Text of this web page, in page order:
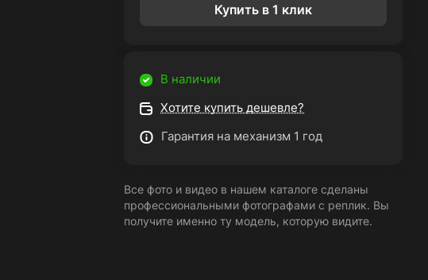
Купить в 1 клик
В наличии
Хотите купить дешевле?
Гарантия на механизм 1 год
Все фото и видео в нашем каталоге сделаны
профессиональными фотографами с реплик. Вы
получите именно ту модель, которую видите.